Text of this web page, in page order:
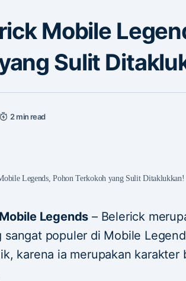
Mobile
Sulit
2 min read
Legends, Pohon Terkokoh yang Sulit Ditaklukkan!
Legends – Belerick
sangat populer di Mobile
karena ia merupakan karakter